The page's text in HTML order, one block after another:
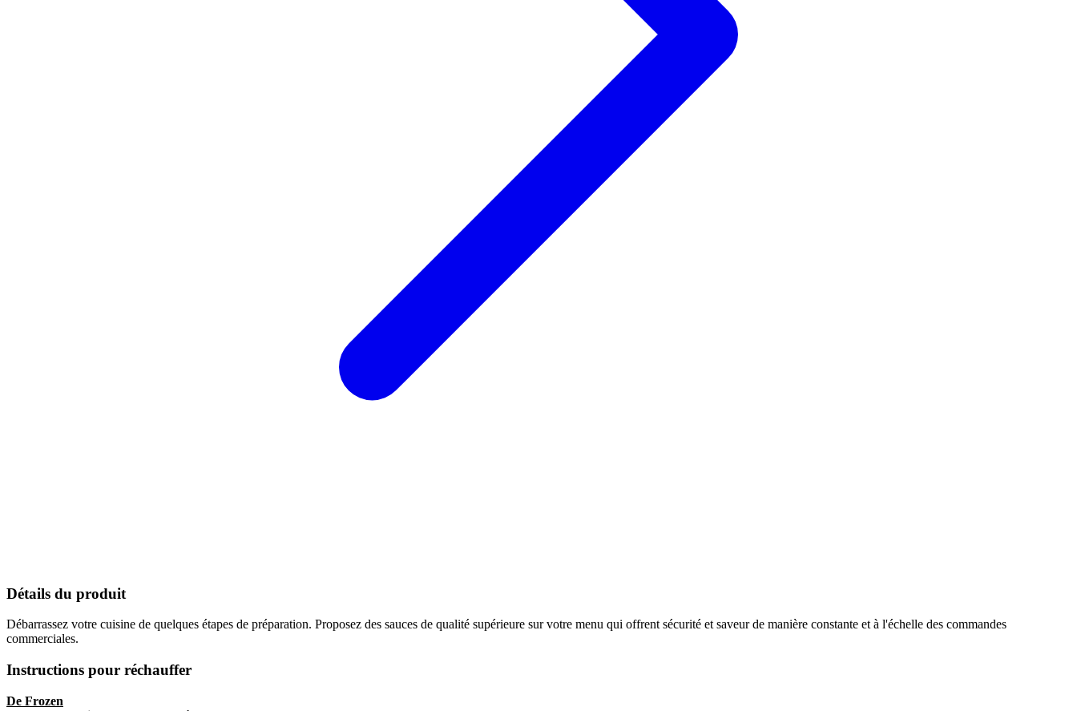
Détails du produit
Débarrassez votre cuisine de quelques étapes de préparation. Proposez des sauces de qualité supérieure sur votre menu qui offrent sécurité et saveur de manière constante et à l'échelle des commandes
commerciales.
Instructions pour réchauffer
De Frozen